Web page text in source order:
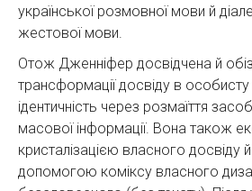
української розмовної мови й
жестової мови.
Отож Дженніфер досвідчена й
трансформації досвіду в особисту
ідентичність через розмаїття
масової інформації. Вона також
кристалізацією власного досвіду
допомогою коміксу власного